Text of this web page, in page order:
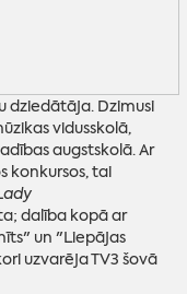
dziedātāja. Dzimusi
vidusskolā,
augstskolā. Ar
konkursos, tai
dalība kopā ar
un "Liepājas
uzvarēja TV3 šovā